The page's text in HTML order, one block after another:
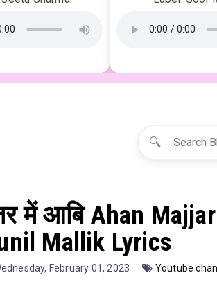
🔍
में आबि Ahan
Mallik Lyrics
February 01, 2023 Youtube